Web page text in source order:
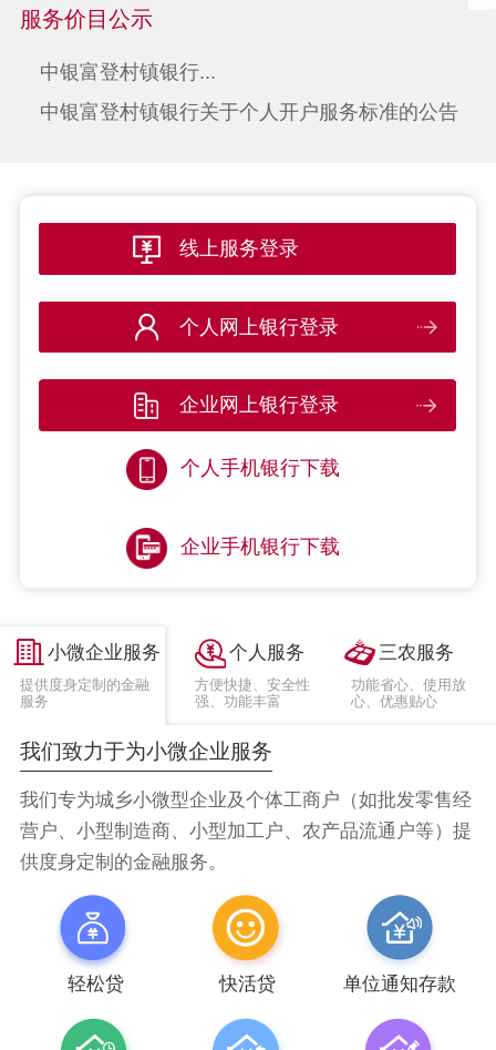
服务价目公示
中银富登村镇银行...
中银富登村镇银行关于个人开户服务标准的公告
线上服务登录
个人网上银行登录
企业网上银行登录
个人手机银行下载
企业手机银行下载
小微企业服务
提供度身定制的金融
服务
个人服务
方便快捷、安全性
强、功能丰富
三农服务
功能省心、使用放
心、优惠贴心
我们致力于为小微企业服务
我们专为城乡小微型企业及个体工商户（如批发零售经
营户、小型制造商、小型加工户、农产品流通户等）提
供度身定制的金融服务。
轻松贷 快活贷 单位通知存款